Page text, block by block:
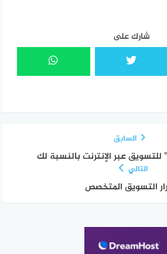
شارك على
السابق
للتسويق عبر الإنترنت بالنسبة لك
التالي
التسويق المتخصص